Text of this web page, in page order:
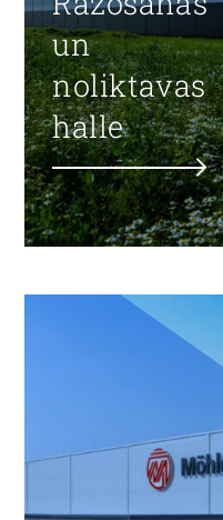
un
noliktavas
halle